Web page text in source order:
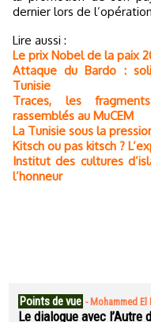
dernier lors de l’opération
Lire aussi :
Le prix Nobel de la paix
Attaque du Bardo :
Tunisie
Traces, les
rassemblés au MuCEM
La Tunisie sous la
Kitsch ou pas kitsch ?
Institut des cultures
l’honneur
Points de vue - Mohammed
Le dialogue avec